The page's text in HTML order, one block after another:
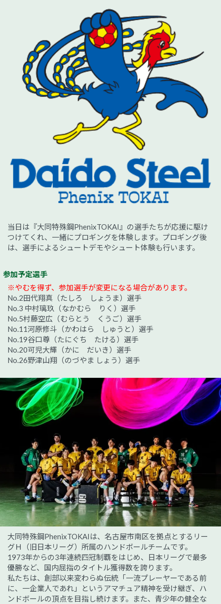
当日は『大同特殊鋼PhenixTOKAI』の選手たちが応援に駆け
つけてくれ、一緒にプロギングを体験します。プロギング後
は、選手によるシュートデモやシュート体験も行います。
参加予定選手
※やむを得ず、参加選手が変更になる場合があります。
No.2田代翔真（たしろ しょうま）選手
No.3 中村璃玖（なかむら りく）選手
No.5村藤空広（むらとう くうご）選手
No.11河原修斗（かわはら しゅうと）選手
No.19谷口尊（たにぐち たける）選手
No.20可児大輝（かに だいき）選手
No.26野津山翔（のづやま しょう）選手
大同特殊鋼PhenixTOKAIは、名古屋市南区を拠点とするリー
グＨ（旧日本リーグ）所属のハンドボールチームです。
1973年からの3年連続四冠制覇をはじめ、日本リーグで最多
優勝など、国内屈指のタイトル獲得数を誇ります。
私たちは、創部以来変わらぬ伝統「一流プレーヤーである前
に、一企業人であれ」というアマチュア精神を受け継ぎ、ハ
ンドボールの頂点を目指し続けます。また、青少年の健全な